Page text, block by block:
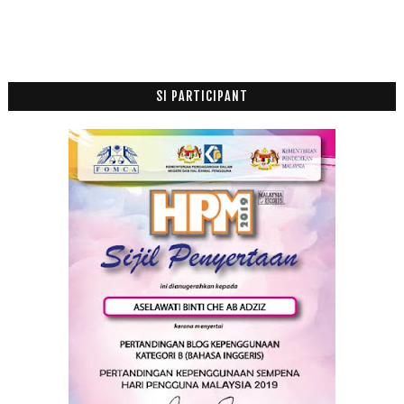
Sakit Hati Bila Anak Buat Sepah
Pak cik Henset sudah dapat duit dia semula
Bila Kucing Tersepit
Burger Port Lepak
Peraduan Jemputan Malam Gala Langit Cinta
Tips Buang Lemak Turun Temurun
Adakah Anak Kita Sebegini?
Manage Your Laudry
Filem Yahudi dan Al Quran
Kes Tipu Pakcik Beli Handset
Dah Rasa Daging Bakar Chenta Mama
Terpaksa Tolak Rezeki
Bil Makan Tengahari 19 Orang, RM1,131
Jalan-jalan Cari Makan Nasi Daging Bakar Femes di ...
SI PARTICIPANT